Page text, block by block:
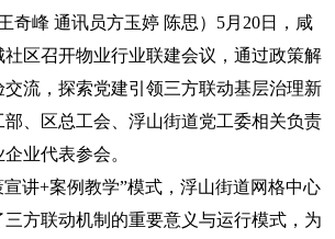
奇峰 通讯员方玉婷 陈思）5月20日，咸
区召开物业行业联建会议，通过政策解
流，探索党建引领三方联动基层治理新
、区总工会、浮山街道党工委相关负责
业代表参会。
讲+案例教学”模式，浮山街道网格中心
方联动机制的重要意义与运行模式，为